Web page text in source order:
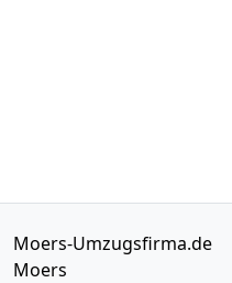
Moers-Umzugsfirma.de
Moers